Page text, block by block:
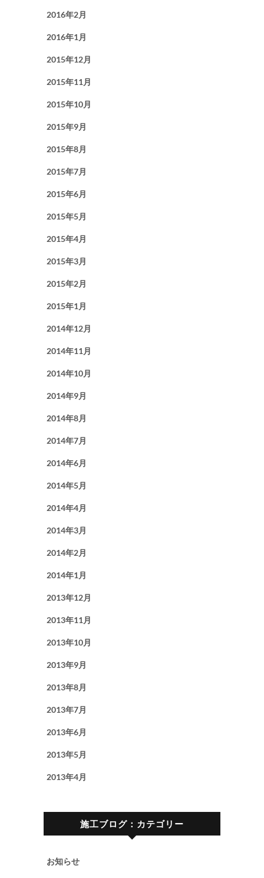
2016年2月
2016年1月
2015年12月
2015年11月
2015年10月
2015年9月
2015年8月
2015年7月
2015年6月
2015年5月
2015年4月
2015年3月
2015年2月
2015年1月
2014年12月
2014年11月
2014年10月
2014年9月
2014年8月
2014年7月
2014年6月
2014年5月
2014年4月
2014年3月
2014年2月
2014年1月
2013年12月
2013年11月
2013年10月
2013年9月
2013年8月
2013年7月
2013年6月
2013年5月
2013年4月
施工ブログ：カテゴリー
お知らせ